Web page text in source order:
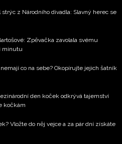
z Národního divadla: Slavný herec se
Zpěvačka zavolala svému
minutu
co na sebe? Okopírujte jejich šatník
den koček odkrývá tajemství
kočkám
Vložte do něj vejce a za pár dní získáte